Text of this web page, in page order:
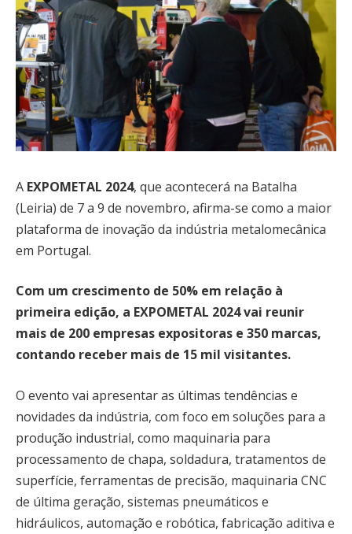
A EXPOMETAL 2024, que acontecerá na Batalha
(Leiria) de 7 a 9 de novembro, afirma-se como a maior
plataforma de inovação da indústria metalomecânica
em Portugal.
Com um crescimento de 50% em relação à
primeira edição, a EXPOMETAL 2024 vai reunir
mais de 200 empresas expositoras e 350 marcas,
contando receber mais de 15 mil visitantes.
O evento vai apresentar as últimas tendências e
novidades da indústria, com foco em soluções para a
produção industrial, como maquinaria para
processamento de chapa, soldadura, tratamentos de
superfície, ferramentas de precisão, maquinaria CNC
de última geração, sistemas pneumáticos e
hidráulicos, automação e robótica, fabricação aditiva e